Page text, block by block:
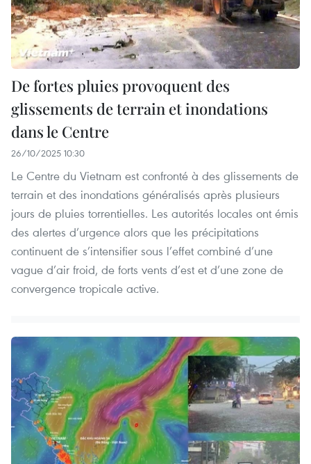
De fortes pluies provoquent des
glissements de terrain et inondations
dans le Centre
26/10/2025 10:30
Le Centre du Vietnam est confronté à des glissements de
terrain et des inondations généralisés après plusieurs
jours de pluies torrentielles. Les autorités locales ont émis
des alertes d’urgence alors que les précipitations
continuent de s’intensifier sous l’effet combiné d’une
vague d’air froid, de forts vents d’est et d’une zone de
convergence tropicale active.